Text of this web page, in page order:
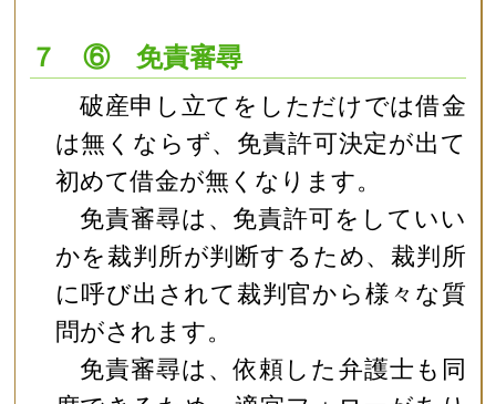
７ ⑥ 免責審尋
破産申し立てをしただけでは借金
は無くならず、免責許可決定が出て
初めて借金が無くなります。
免責審尋は、免責許可をしていい
かを裁判所が判断するため、裁判所
に呼び出されて裁判官から様々な質
問がされます。
免責審尋は、依頼した弁護士も同